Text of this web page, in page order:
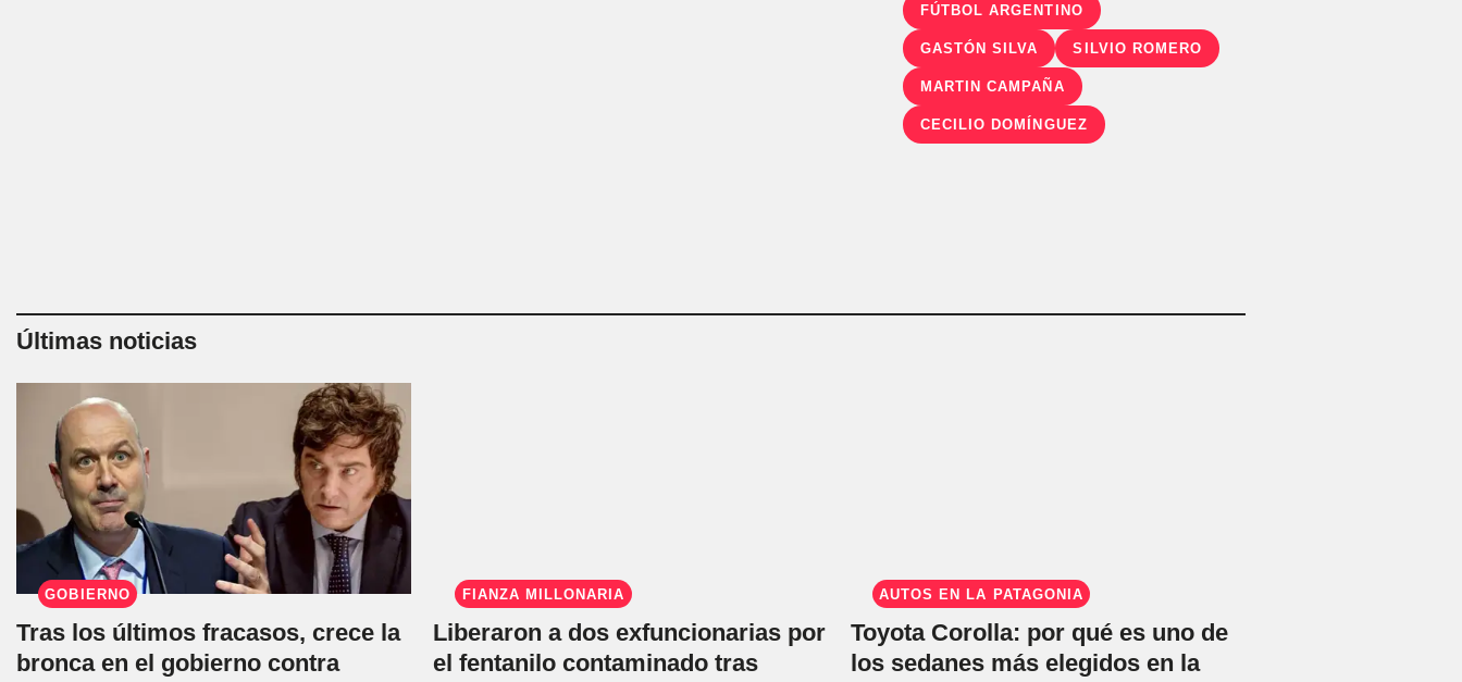
FÚTBOL ARGENTINO
GASTÓN SILVA SILVIO ROMERO
MARTIN CAMPAÑA
CECILIO DOMÍNGUEZ
Últimas noticias
GOBIERNO
Tras los últimos fracasos, crece la
bronca en el gobierno contra
FIANZA MILLONARIA
Liberaron a dos exfuncionarias por
el fentanilo contaminado tras
AUTOS EN LA PATAGONIA
Toyota Corolla: por qué es uno de
los sedanes más elegidos en la